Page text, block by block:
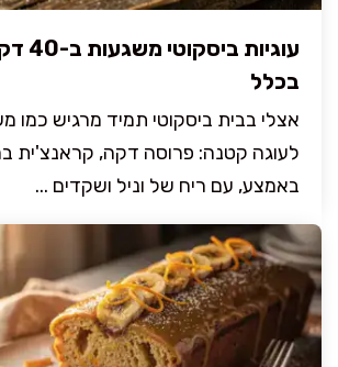
בכלל
אצלי בבית ביסקוטי תמיד מרגיש כמו
לעוגה קטנה: פרוסה דקה, קראנצ'ית
באמצע, עם ריח של וניל ושקדים ...